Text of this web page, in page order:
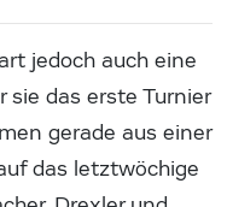
jedoch auch eine
sie das erste Turnier
gerade aus einer
das letztwöchige